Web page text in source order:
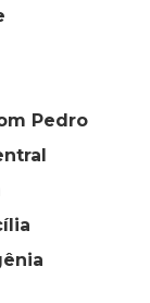
Pedro